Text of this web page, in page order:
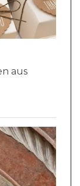
aus